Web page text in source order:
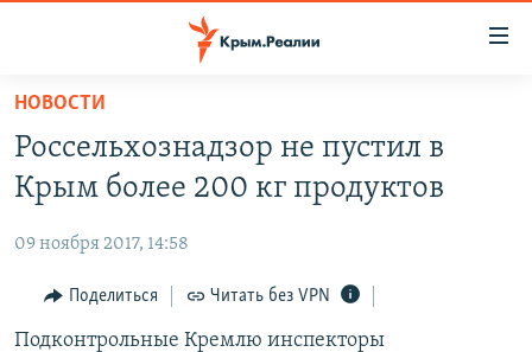
Вернуться
основному
содержанию
Вернутся
навигации
Вернутся
СПЕЦПРОЕКТЫ
КАРТА ВОЕННЫХ ОБЪЕКТОВ КРЫМА
11 ЛЕТ ОККУПАЦИИ КРЫМА. 11 ИСТОРИЙ СОПРОТИВЛЕНИЯ
ВОДА
ИСТОРИЯ
ЕЩЕ
ИНТЕРАКТИВ
РАДІО СВОБОДА
НОВОСТИ
Россельхознадзор не пустил в
Крым более 200 кг продуктов
09 ноября 2017, 14:58
Поделиться Читать без VPN
Подконтрольные Кремлю инспекторы